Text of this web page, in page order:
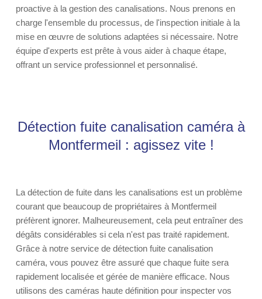
proactive à la gestion des canalisations. Nous prenons en
charge l'ensemble du processus, de l'inspection initiale à la
mise en œuvre de solutions adaptées si nécessaire. Notre
équipe d'experts est prête à vous aider à chaque étape,
offrant un service professionnel et personnalisé.
Détection fuite canalisation caméra à
Montfermeil : agissez vite !
La détection de fuite dans les canalisations est un problème
courant que beaucoup de propriétaires à Montfermeil
préfèrent ignorer. Malheureusement, cela peut entraîner des
dégâts considérables si cela n'est pas traité rapidement.
Grâce à notre service de détection fuite canalisation
caméra, vous pouvez être assuré que chaque fuite sera
rapidement localisée et gérée de manière efficace. Nous
utilisons des caméras haute définition pour inspecter vos